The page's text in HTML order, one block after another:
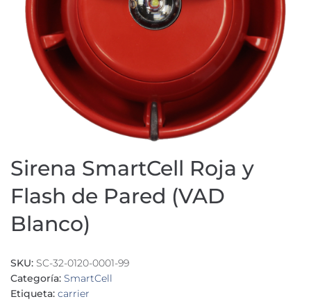
Sirena SmartCell Roja y
Flash de Pared (VAD
Blanco)
SKU: SC-32-0120-0001-99
Categoría: SmartCell
Etiqueta: carrier